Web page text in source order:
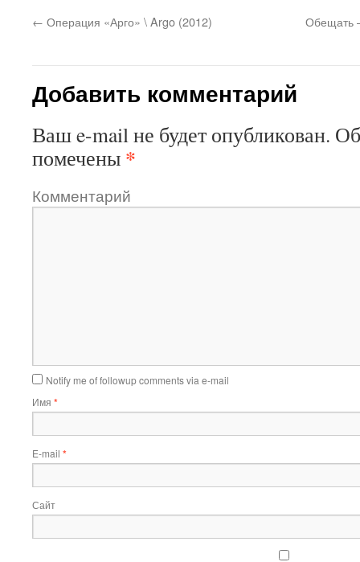
← Операция «Арго» \ Argo (2012) Обещать
Добавить комментарий
Ваш e-mail не будет опубликован.
помечены *
Комментарий
Notify me of followup comments via e-mail
Имя *
E-mail *
Сайт